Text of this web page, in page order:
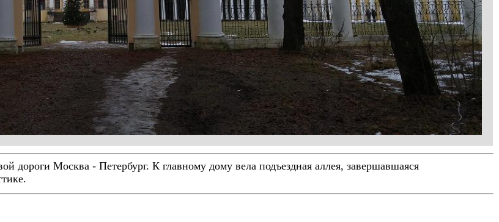
дороги Москва - Петербург. К главному дому вела подъездная аллея, завершавшаяся